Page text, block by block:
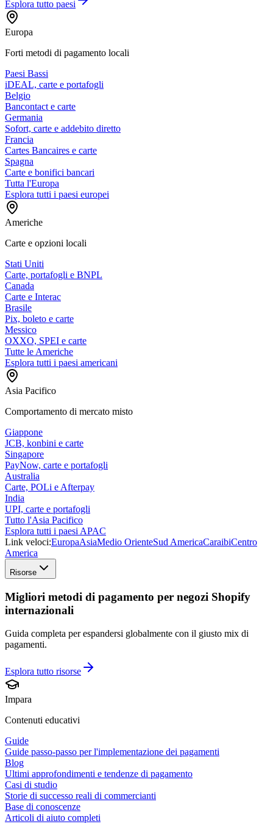
Esplora tutto paesi
Europa
Forti metodi di pagamento locali
Paesi Bassi
iDEAL, carte e portafogli
Belgio
Bancontact e carte
Germania
Sofort, carte e addebito diretto
Francia
Cartes Bancaires e carte
Spagna
Carte e bonifici bancari
Tutta l'Europa
Esplora tutti i paesi europei
Americhe
Carte e opzioni locali
Stati Uniti
Carte, portafogli e BNPL
Canada
Carte e Interac
Brasile
Pix, boleto e carte
Messico
OXXO, SPEI e carte
Tutte le Americhe
Esplora tutti i paesi americani
Asia Pacifico
Comportamento di mercato misto
Giappone
JCB, konbini e carte
Singapore
PayNow, carte e portafogli
Australia
Carte, POLi e Afterpay
India
UPI, carte e portafogli
Tutto l'Asia Pacifico
Esplora tutti i paesi APAC
Link veloci:EuropaAsiaMedio OrienteSud AmericaCaraibiCentro
America
Risorse
Migliori metodi di pagamento per negozi Shopify
internazionali
Guida completa per espandersi globalmente con il giusto mix di
pagamenti.
Esplora tutto risorse
Impara
Contenuti educativi
Guide
Guide passo-passo per l'implementazione dei pagamenti
Blog
Ultimi approfondimenti e tendenze di pagamento
Casi di studio
Storie di successo reali di commercianti
Base di conoscenze
Articoli di aiuto completi